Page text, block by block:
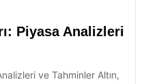
Piyasa Analizleri
ve Tahminler Altın,